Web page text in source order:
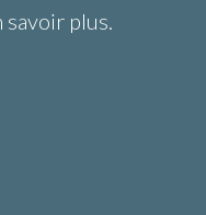
plus.